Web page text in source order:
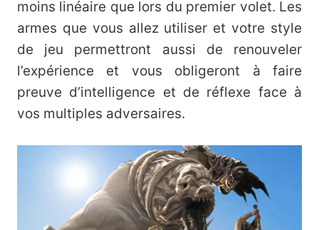
moins linéaire que lors du premier volet. Les
armes que vous allez utiliser et votre style
de jeu permettront aussi de renouveler
l’expérience et vous obligeront à faire
preuve d’intelligence et de réflexe face à
vos multiples adversaires.